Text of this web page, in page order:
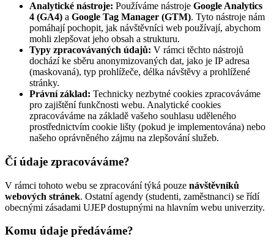
Analytické nástroje: Používáme nástroje Google Analytics
4 (GA4) a Google Tag Manager (GTM). Tyto nástroje nám
pomáhají pochopit, jak návštěvníci web používají, abychom
mohli zlepšovat jeho obsah a strukturu.
Typy zpracovávaných údajů: V rámci těchto nástrojů
dochází ke sběru anonymizovaných dat, jako je IP adresa
(maskovaná), typ prohlížeče, délka návštěvy a prohlížené
stránky.
Právní základ: Technicky nezbytné cookies zpracováváme
pro zajištění funkčnosti webu. Analytické cookies
zpracováváme na základě vašeho souhlasu uděleného
prostřednictvím cookie lišty (pokud je implementována) nebo
našeho oprávněného zájmu na zlepšování služeb.
Čí údaje zpracováváme?
V rámci tohoto webu se zpracování týká pouze návštěvníků
webových stránek. Ostatní agendy (studenti, zaměstnanci) se řídí
obecnými zásadami UJEP dostupnými na hlavním webu univerzity.
Komu údaje předáváme?